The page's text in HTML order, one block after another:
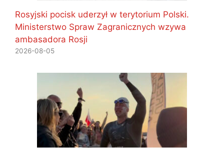
Rosyjski pocisk uderzył w terytorium Polski.
Ministerstwo Spraw Zagranicznych wzywa
ambasadora Rosji
2026-08-05